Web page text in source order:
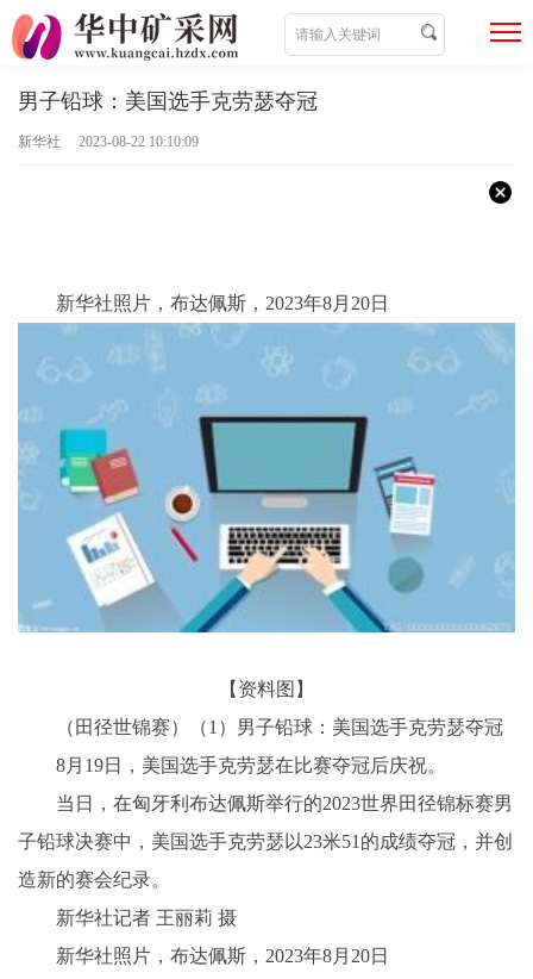
男子铅球：美国选手克劳瑟夺冠
新华社 2023-08-22 10:10:09
新华社照片，布达佩斯，2023年8月20日
【资料图】
（田径世锦赛）（1）男子铅球：美国选手克劳瑟夺冠
8月19日，美国选手克劳瑟在比赛夺冠后庆祝。
当日，在匈牙利布达佩斯举行的2023世界田径锦标赛男
子铅球决赛中，美国选手克劳瑟以23米51的成绩夺冠，并创
造新的赛会纪录。
新华社记者 王丽莉 摄
新华社照片，布达佩斯，2023年8月20日